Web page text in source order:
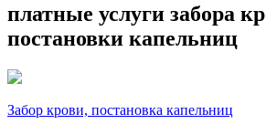
платные услуги забора
постановки капельниц
Забор крови, постановка капельниц